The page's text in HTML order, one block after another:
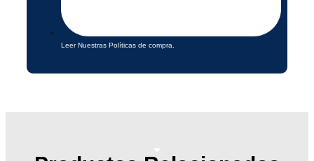
Leer Nuestras Políticas de compra.